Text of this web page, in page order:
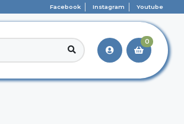
Facebook Instagram Youtube
0